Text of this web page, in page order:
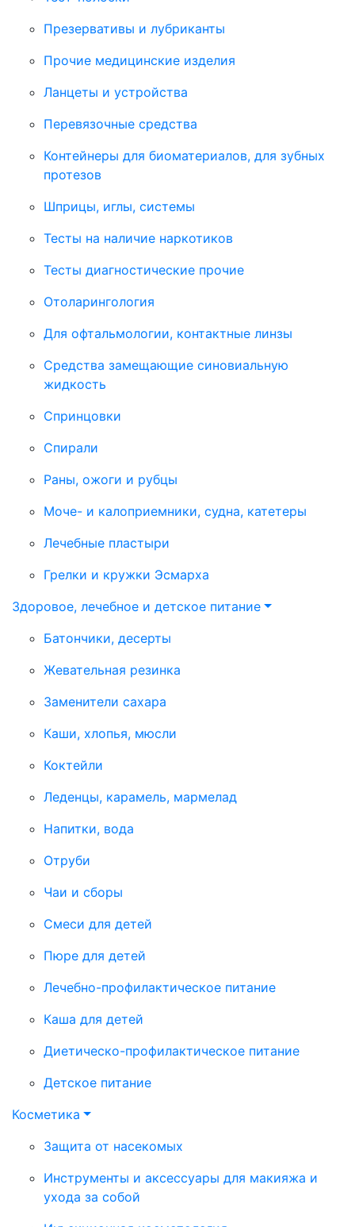
Презервативы и лубриканты
Прочие медицинские изделия
Ланцеты и устройства
Перевязочные средства
Контейнеры для биоматериалов, для зубных
протезов
Шприцы, иглы, системы
Тесты на наличие наркотиков
Тесты диагностические прочие
Отоларингология
Для офтальмологии, контактные линзы
Средства замещающие синовиальную
жидкость
Спринцовки
Спирали
Раны, ожоги и рубцы
Моче- и калоприемники, судна, катетеры
Лечебные пластыри
Грелки и кружки Эсмарха
Здоровое, лечебное и детское питание
Батончики, десерты
Жевательная резинка
Заменители сахара
Каши, хлопья, мюсли
Коктейли
Леденцы, карамель, мармелад
Напитки, вода
Отруби
Чаи и сборы
Смеси для детей
Пюре для детей
Лечебно-профилактическое питание
Каша для детей
Диетическо-профилактическое питание
Детское питание
Косметика
Защита от насекомых
Инструменты и аксессуары для макияжа и
ухода за собой